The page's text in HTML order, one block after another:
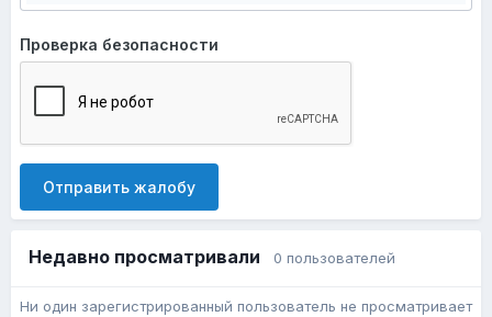
Проверка безопасности
Отправить жалобу
Недавно просматривали 0 пользователей
Ни один зарегистрированный пользователь не просматривает